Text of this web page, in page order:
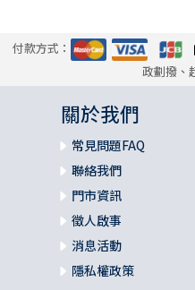
付款方式：
政劃撥、
關於我們
常見問題FAQ
聯絡我們
門市資訊
徵人啟事
消息活動
隱私權政策